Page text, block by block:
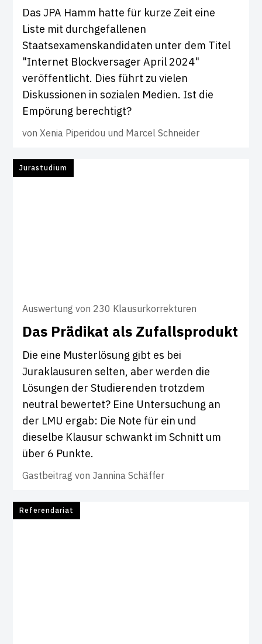
Das JPA Hamm hatte für kurze Zeit eine
Liste mit durchgefallenen
Staatsexamenskandidaten unter dem Titel
"Internet Blockversager April 2024"
veröffentlicht. Dies führt zu vielen
Diskussionen in sozialen Medien. Ist die
Empörung berechtigt?
von Xenia Piperidou und Marcel Schneider
Jurastudium
Auswertung von 230 Klausurkorrekturen
Das Prä­d­ikat als Zufall­s­pro­dukt
Die eine Musterlösung gibt es bei
Juraklausuren selten, aber werden die
Lösungen der Studierenden trotzdem
neutral bewertet? Eine Untersuchung an
der LMU ergab: Die Note für ein und
dieselbe Klausur schwankt im Schnitt um
über 6 Punkte.
Gastbeitrag von Jannina Schäffer
Referendariat